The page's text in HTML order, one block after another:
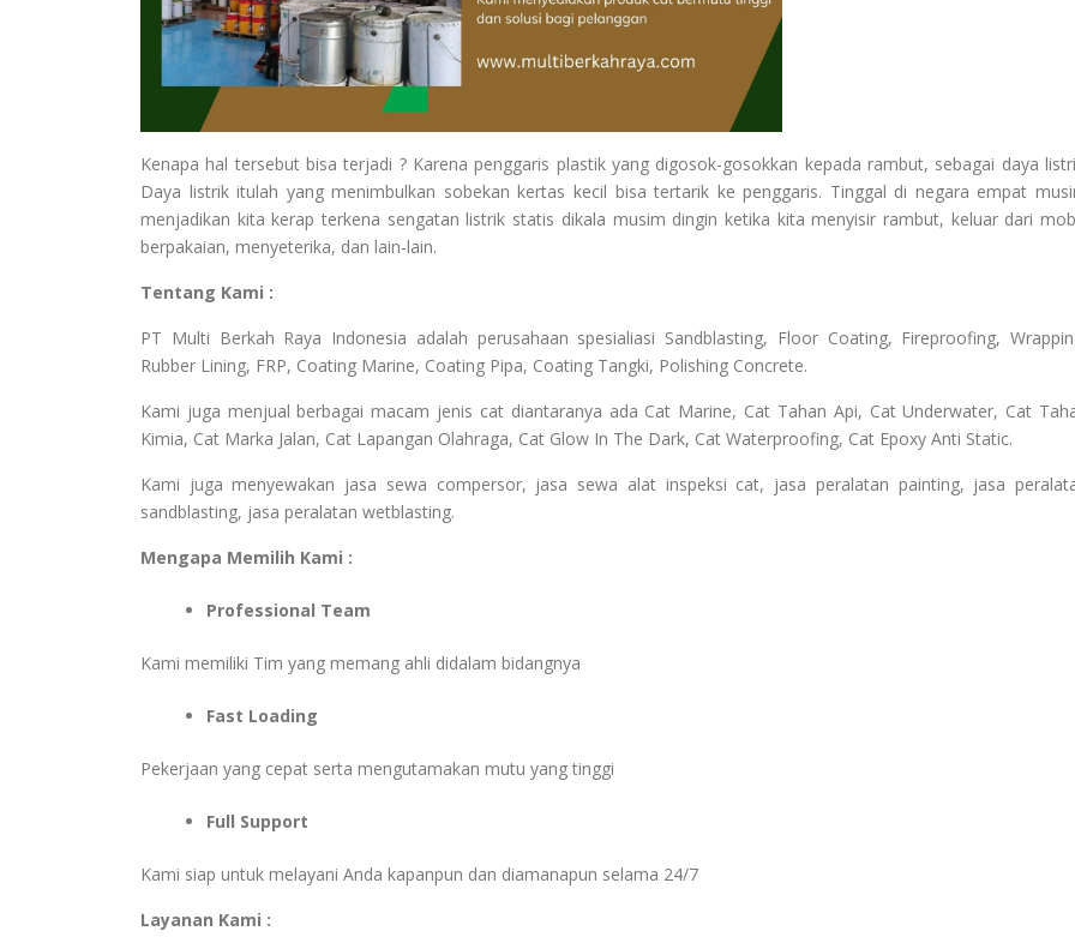
Kenapa hal tersebut bisa terjadi ? Karena penggaris plastik yang digosok-gosokkan kepada rambut, sebagai daya
Daya listrik itulah yang menimbulkan sobekan kertas kecil bisa tertarik ke penggaris. Tinggal di negara empat
menjadikan kita kerap terkena sengatan listrik statis dikala musim dingin ketika kita menyisir rambut, keluar dari
berpakaian, menyeterika, dan lain-lain.
Tentang Kami :
PT Multi Berkah Raya Indonesia adalah perusahaan spesialiasi Sandblasting, Floor Coating, Fireproofing,
Rubber Lining, FRP, Coating Marine, Coating Pipa, Coating Tangki, Polishing Concrete.
Kami juga menjual berbagai macam jenis cat diantaranya ada Cat Marine, Cat Tahan Api, Cat Underwater, Cat
Kimia, Cat Marka Jalan, Cat Lapangan Olahraga, Cat Glow In The Dark, Cat Waterproofing, Cat Epoxy Anti Static.
Kami juga menyewakan jasa sewa compersor, jasa sewa alat inspeksi cat, jasa peralatan painting, jasa
sandblasting, jasa peralatan wetblasting.
Mengapa Memilih Kami :
Professional Team
Kami memiliki Tim yang memang ahli didalam bidangnya
Fast Loading
Pekerjaan yang cepat serta mengutamakan mutu yang tinggi
Full Support
Kami siap untuk melayani Anda kapanpun dan diamanapun selama 24/7
Layanan Kami :